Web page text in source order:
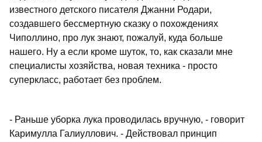
известного детского писателя Джанни Родари,
создавшего бессмертную сказку о похождениях
Чиполлино, про лук знают, пожалуй, куда больше
нашего. Ну а если кроме шуток, то, как сказали мне
специалисты хозяйства, новая техника - просто
суперкласс, работает без проблем.
- Раньше уборка лука проводилась вручную, - говорит
Каримулла Галиуллович. - Действовал принцип